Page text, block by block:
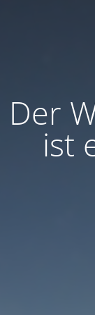
Der
ist